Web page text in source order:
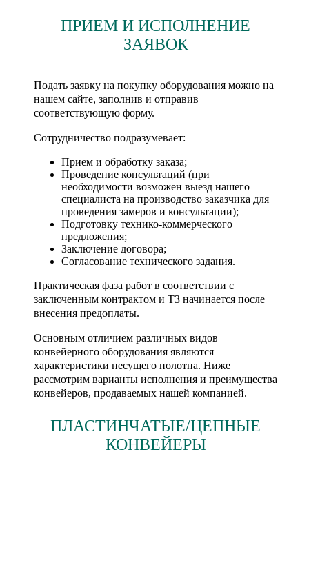
ПРИЕМ И ИСПОЛНЕНИЕ
ЗАЯВОК
Подать заявку на покупку оборудования можно на
нашем сайте, заполнив и отправив
соответствующую форму.
Сотрудничество подразумевает:
Прием и обработку заказа;
Проведение консультаций (при
необходимости возможен выезд нашего
специалиста на производство заказчика для
проведения замеров и консультации);
Подготовку технико-коммерческого
предложения;
Заключение договора;
Согласование технического задания.
Практическая фаза работ в соответствии с
заключенным контрактом и ТЗ начинается после
внесения предоплаты.
Основным отличием различных видов
конвейерного оборудования являются
характеристики несущего полотна. Ниже
рассмотрим варианты исполнения и преимущества
конвейеров, продаваемых нашей компанией.
ПЛАСТИНЧАТЫЕ/ЦЕПНЫЕ
КОНВЕЙЕРЫ